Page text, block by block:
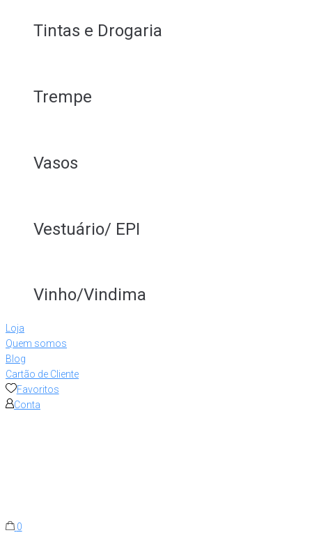
Tintas e Drogaria
Trempe
Vasos
Vestuário/ EPI
Vinho/Vindima
Loja
Quem somos
Blog
Cartão de Cliente
Favoritos
Conta
0